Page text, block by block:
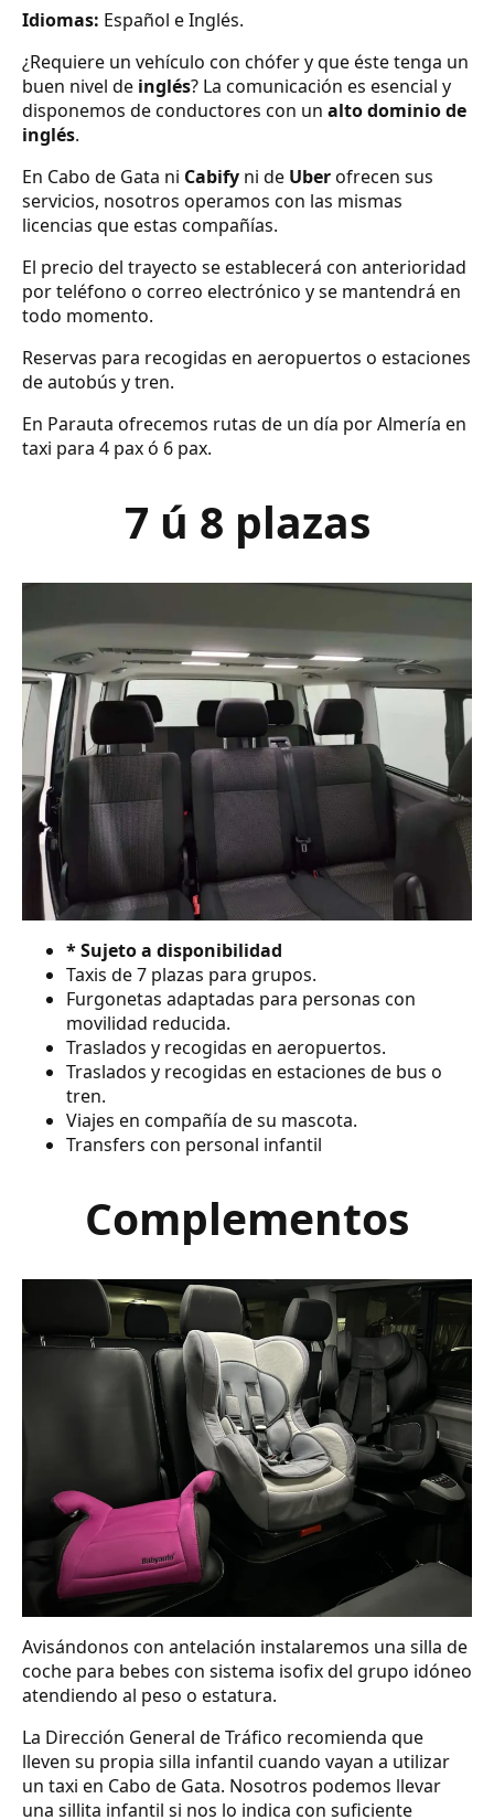
Idiomas: Español e Inglés.
¿Requiere un vehículo con chófer y que éste tenga un
buen nivel de inglés? La comunicación es esencial y
disponemos de conductores con un alto dominio de
inglés.
En Cabo de Gata ni Cabify ni de Uberofrecen sus
servicios, nosotros operamos con las mismas
licencias que estas compañías.
El precio del trayecto se establecerá con anterioridad
por teléfono o correo electrónico y se mantendrá en
todo momento.
Reservas para recogidas en aeropuertos o estaciones
de autobús y tren.
En Parauta ofrecemos rutas de un día por Almería en
taxi para 4 pax ó 6 pax.
7 ú 8 plazas
* Sujeto a disponibilidad
Taxis de 7 plazas para grupos.
Furgonetas adaptadas para personas con
movilidad reducida.
Traslados y recogidas en aeropuertos.
Traslados y recogidas en estaciones de bus o
tren.
Viajes en compañía de su mascota.
Transfers con personal infantil
Complementos
Avisándonos con antelación instalaremos una silla de
coche para bebes con sistema isofix del grupo idóneo
atendiendo al peso o estatura.
La Dirección General de Tráfico recomienda que
lleven su propia silla infantil cuando vayan a utilizar
un taxi en Cabo de Gata. Nosotros podemos llevar
una sillita infantil si nos lo indica con suficiente